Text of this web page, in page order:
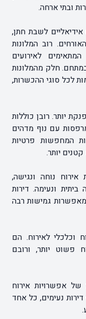
ובתי ארחה.
אידיאליים לשבת חתן,
רוב המלונות
לאירועים
חלק מהמלונות
לכל סוגי ההכשרות,
יותר. רובן כוללות
עם נוף מדהים
המחפשות פרטיות
יותר.
נוחה ונגישה,
ונעימה. דירות
גמישות רבה
וכלכלי לאירוח. הם
פשוט יותר, ורובם
של אפשרויות אירוח
נעימים, כל אחד